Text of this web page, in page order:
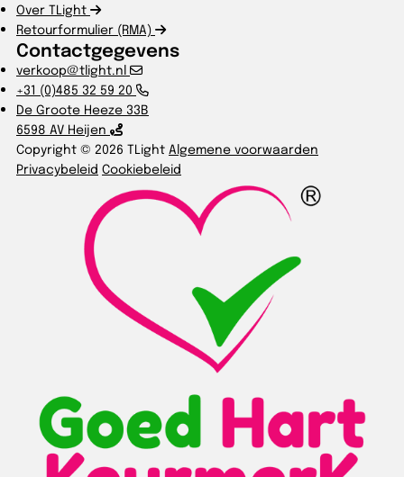
Over TLight
Retourformulier (RMA)
Contactgegevens
verkoop@tlight.nl
+31 (0)485 32 59 20
De Groote Heeze 33B
6598 AV Heijen
Copyright © 2026 TLight Algemene voorwaarden
Privacybeleid Cookiebeleid